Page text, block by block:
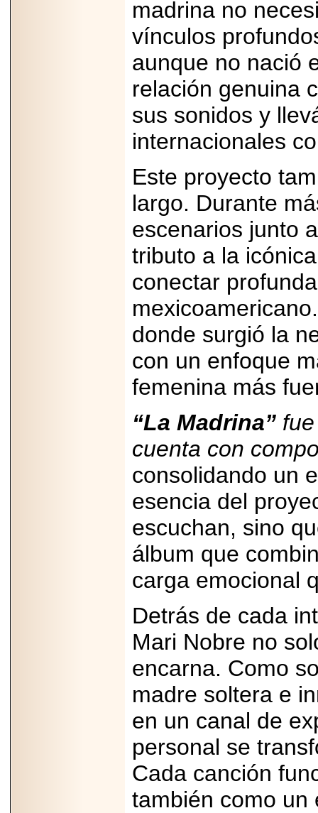
madrina no
vínculos
aunque no nació
relación genuina
sus sonidos y
internacionales
Este proyecto
largo. Durante
escenarios junto
tributo a la
conectar
donde surgió la
con un enfoque
femenina más
“La Madrina”
cuenta con
consolidando un
esencia del
escuchan, sino
álbum que
carga emocional
Detrás de cada
Mari Nobre no
encarna. Como
madre soltera e
en un canal de
personal se
Cada canción
también como un